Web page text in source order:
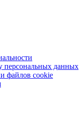
персональных данных
файлов cookie